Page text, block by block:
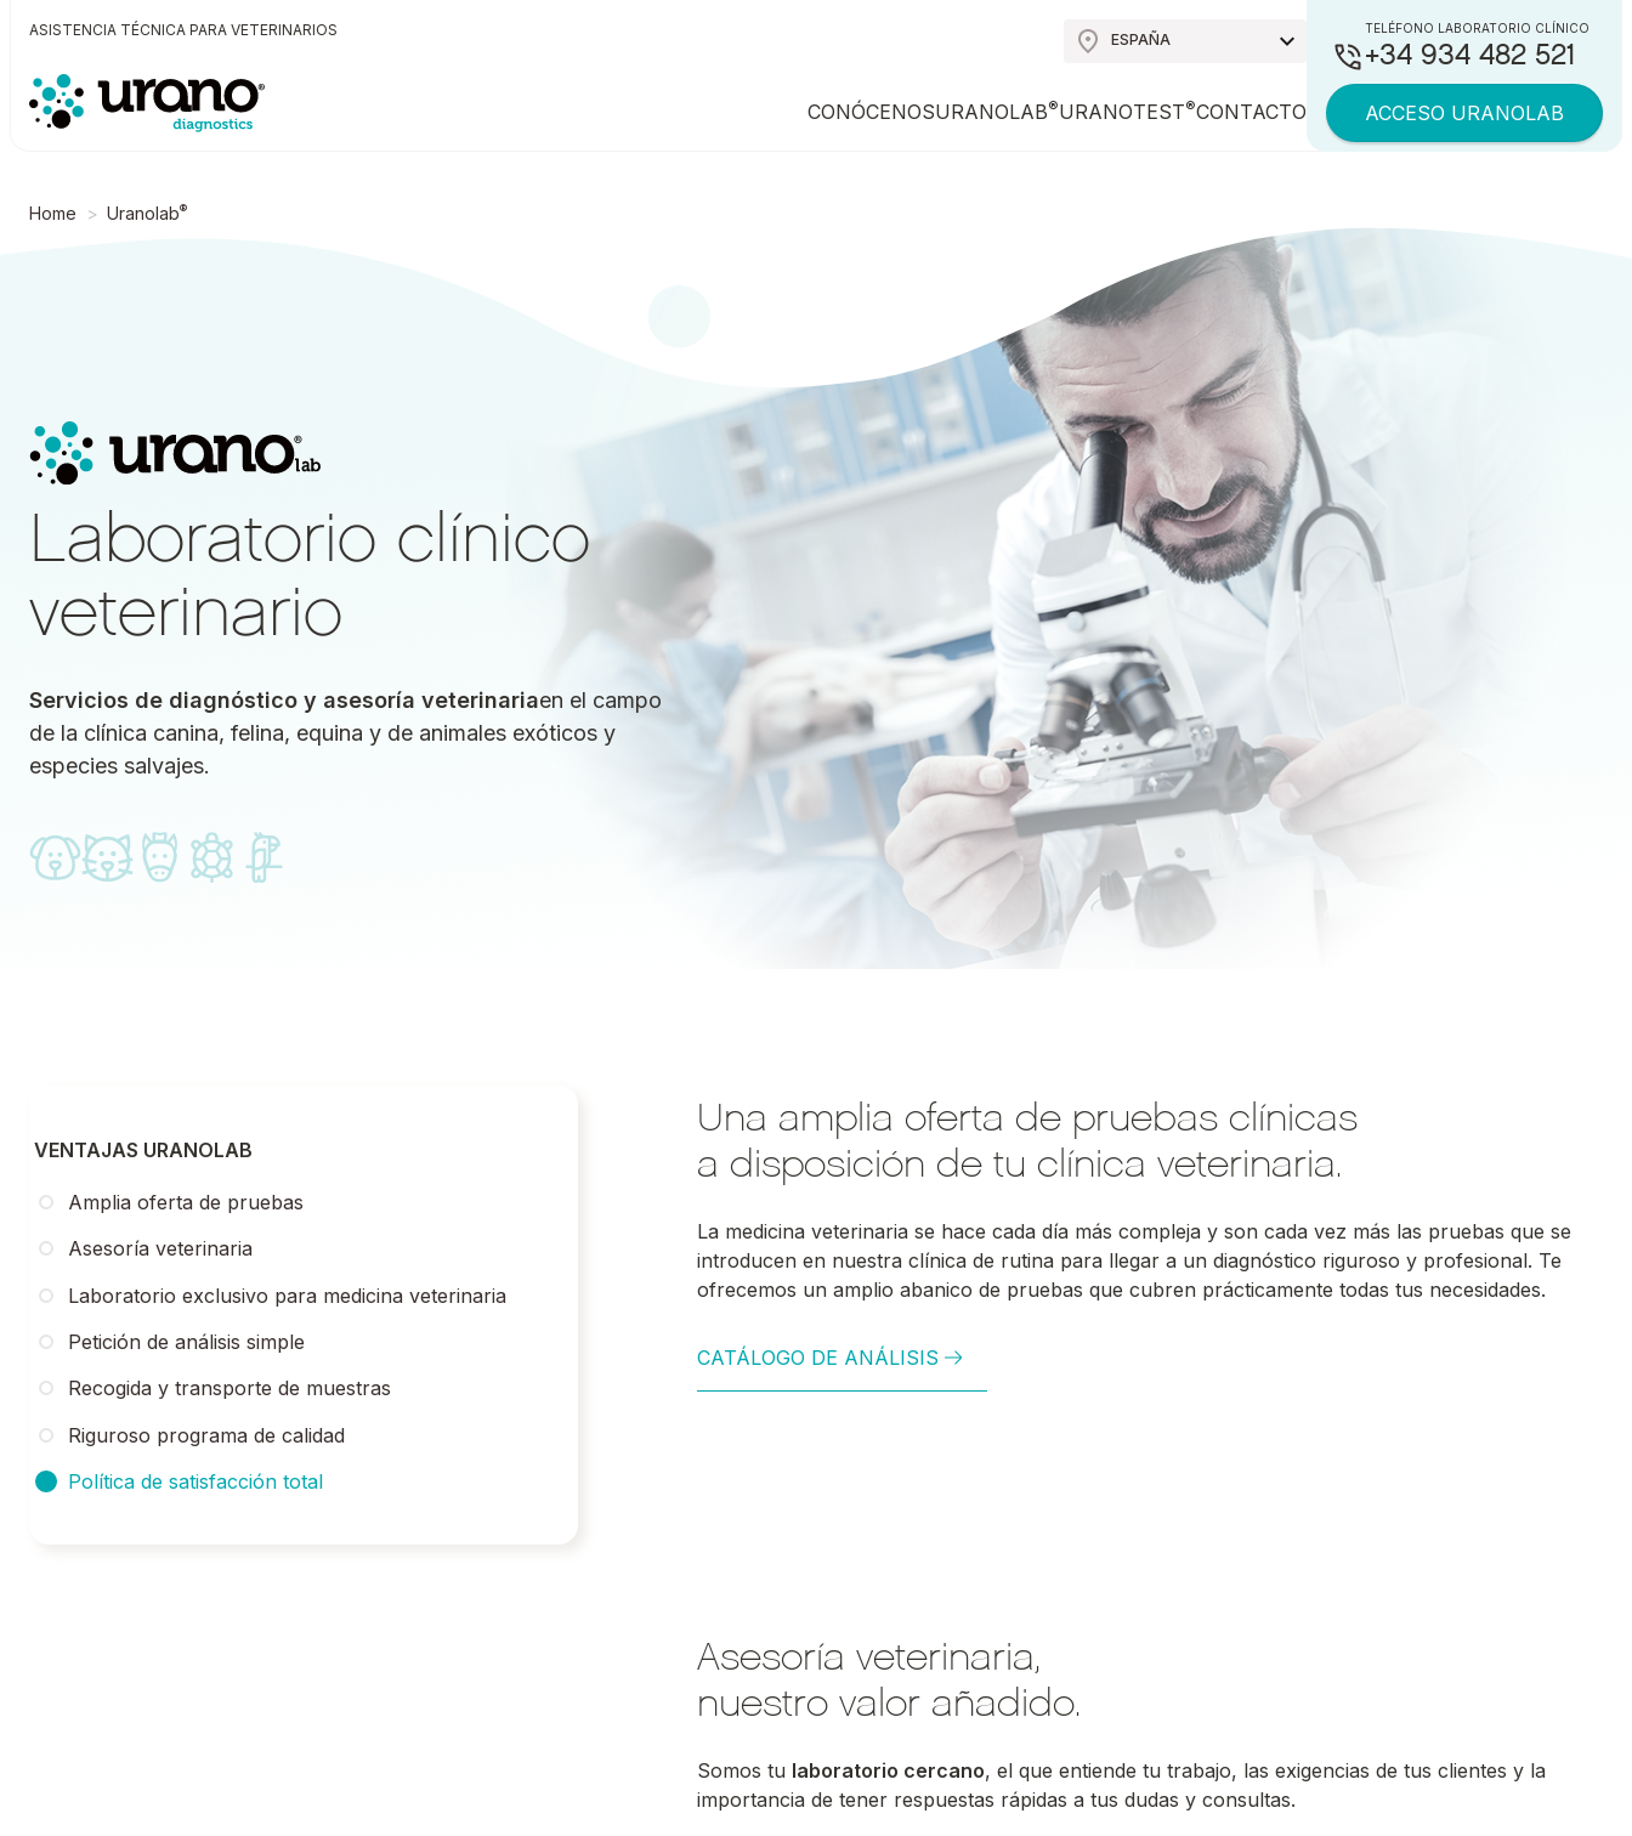
ASISTENCIA TÉCNICA PARA VETERINARIOS
ESPAÑA
CONÓCENOSURANOLAB®URANOTEST®CONTACTO
TELÉFONO LABORATORIO CLÍNICO
+34 934 482 521
ACCESO URANOLAB
Home Uranolab®
Laboratorio clínico
veterinario
Servicios de diagnóstico y asesoría veterinariaen el campo
de la clínica canina, felina, equina y de animales exóticos y
especies salvajes.
VENTAJAS URANOLAB
Amplia oferta de pruebas
Asesoría veterinaria
Laboratorio exclusivo para medicina veterinaria
Petición de análisis simple
Recogida y transporte de muestras
Riguroso programa de calidad
Política de satisfacción total
Una amplia oferta de pruebas clínicas
a disposición de tu clínica veterinaria.
La medicina veterinaria se hace cada día más compleja y son cada vez más las pruebas que se
introducen en nuestra clínica de rutina para llegar a un diagnóstico riguroso y profesional. Te
ofrecemos un amplio abanico de pruebas que cubren prácticamente todas tus necesidades.
CATÁLOGO DE ANÁLISIS
Asesoría veterinaria,
nuestro valor añadido.
Somos tu laboratorio cercano, el que entiende tu trabajo, las exigencias de tus clientes y la
importancia de tener respuestas rápidas a tus dudas y consultas.